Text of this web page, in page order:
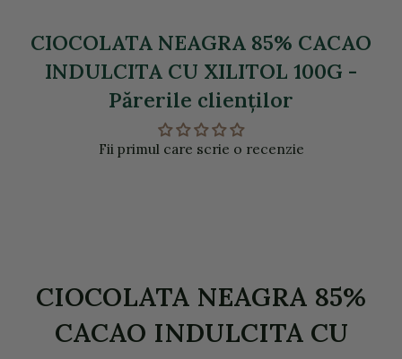
CIOCOLATA NEAGRA 85% CACAO
INDULCITA CU XILITOL 100G -
Părerile clienţilor
Fii primul care scrie o recenzie
CIOCOLATA NEAGRA 85%
CACAO INDULCITA CU